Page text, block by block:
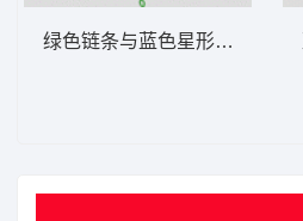
绿色链条与蓝色星形图案 花型